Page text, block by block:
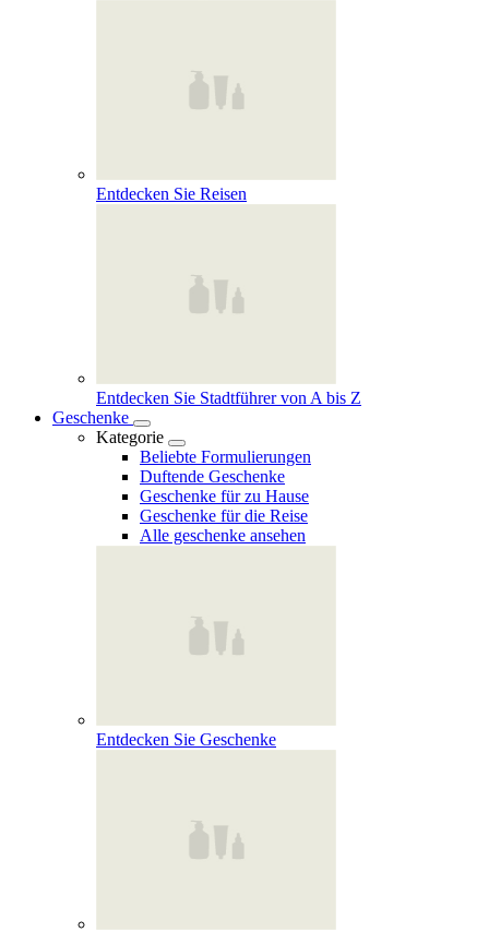
Entdecken Sie Reisen
Entdecken Sie Stadtführer von A bis Z
Geschenke
Kategorie
Beliebte Formulierungen
Duftende Geschenke
Geschenke für zu Hause
Geschenke für die Reise
Alle geschenke ansehen
Entdecken Sie Geschenke